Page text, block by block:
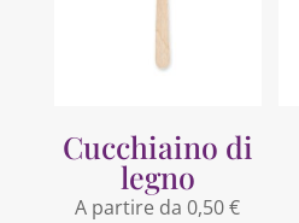
Cucchiaino di
legno
A partire da0,50€